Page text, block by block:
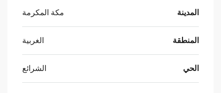
المدينة مكة المكرمة
المنطقة الغربية
الحي الشرائع